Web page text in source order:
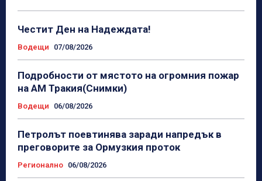
Честит Ден на Надеждата!
Водещи 07/08/2026
Подробности от мястото на огромния пожар
на АМ Тракия(Снимки)
Водещи 06/08/2026
Петролът поевтинява заради напредък в
преговорите за Ормузкия проток
Регионално 06/08/2026